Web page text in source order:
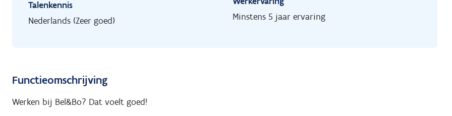
Talenkennis
Nederlands (Zeer goed)
Minstens 5 jaar ervaring
Functieomschrijving
Werken bij Bel&Bo? Dat voelt goed!